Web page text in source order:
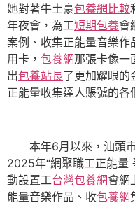
她對著牛土豪包養網比較
年夜會，為工短期包養會
案例、收集正能量音樂
用卡， 包養網那張卡像一
出包養站長了更加耀眼的
正能量收集達人賬號的各
本年6月以來，汕頭
2025年“網聚職工正能量
動設置工台灣包養網會網
能量音樂作品、收包養網